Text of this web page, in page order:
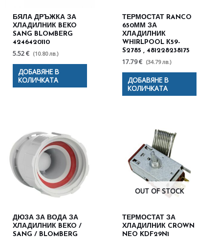
БЯЛА ДРЪЖКА ЗА
ХЛАДИЛНИК BEKO
SANG BLOMBERG
4246420110
5.52 € (10.80 лв.)
ДОБАВЯНЕ В
КОЛИЧКАТА
ТЕРМОСТАТ RANCO
650ММ ЗА
ХЛАДИЛНИК
WHIRLPOOL К59-
S2785 , 481228238175
17.79 € (34.79 лв.)
ДОБАВЯНЕ В
КОЛИЧКАТА
ДЮЗА ЗА ВОДА ЗА
ХЛАДИЛНИК BEKO /
SANG / BLOMBERG
OUT OF STOCK
ТЕРМОСТАТ ЗА
ХЛАДИЛНИК CROWN
NEO KDF29N1